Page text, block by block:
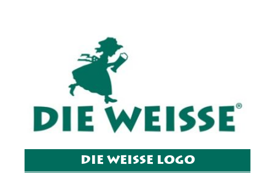
DIE WEISSE LOGO